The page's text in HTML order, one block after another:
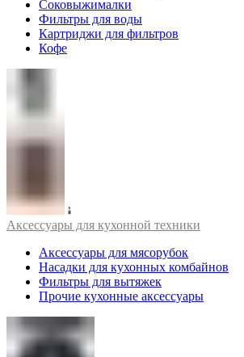
Соковыжималки
Фильтры для воды
Картриджи для фильтров
Кофе
Аксессуары для кухонной техники
Аксессуары для мясорубок
Насадки для кухонных комбайнов
Фильтры для вытяжек
Прочие кухонные аксессуары